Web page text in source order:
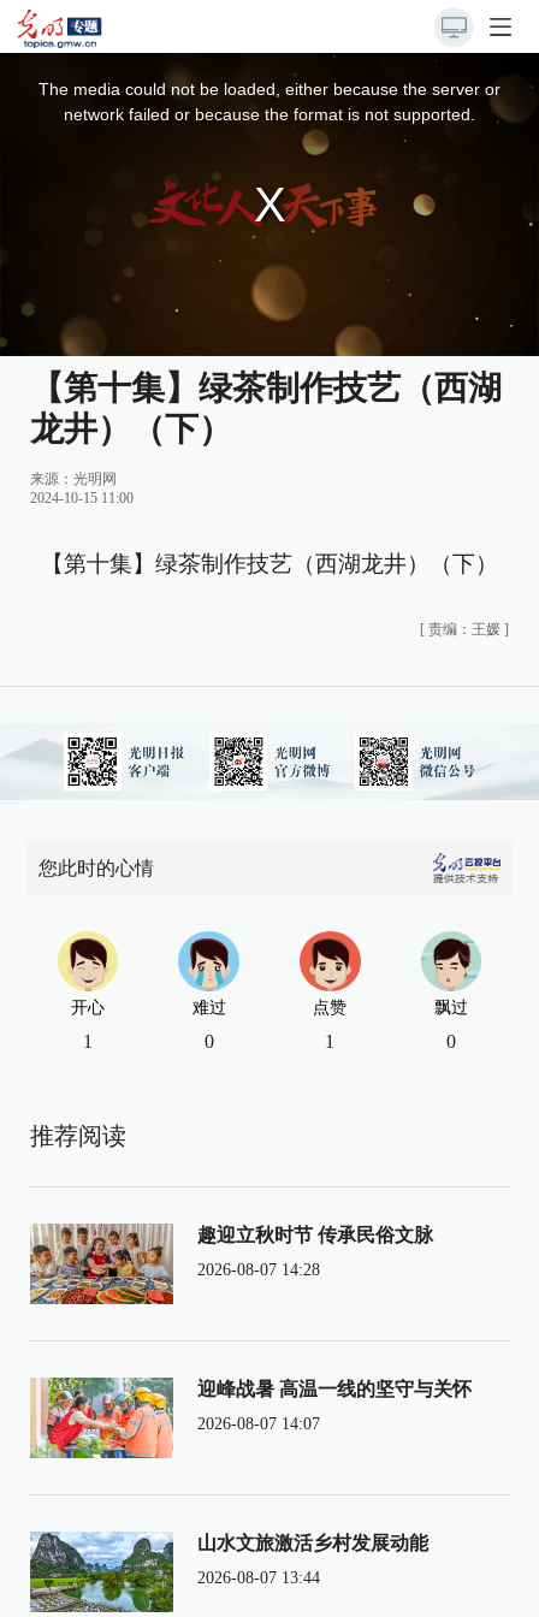
The media could not be loaded, either because the server or
network failed or because the format is not supported.
【第十集】绿茶制作技艺（西湖
龙井）（下）
来源：光明网
2024-10-15 11:00
【第十集】绿茶制作技艺（西湖龙井）（下）
[ 责编：王媛 ]
您此时的心情
开心
1
难过
0
点赞
1
飘过
0
推荐阅读
趣迎立秋时节 传承民俗文脉
2026-08-07 14:28
迎峰战暑 高温一线的坚守与关怀
2026-08-07 14:07
山水文旅激活乡村发展动能
2026-08-07 13:44